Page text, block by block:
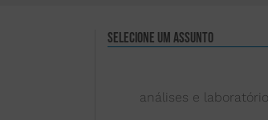
Selecione um assunto
análises e laboratório